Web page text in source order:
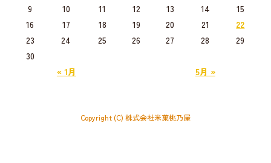
« 1月 5月 »
9
10 11 12 13 14
15
16
17 18 19 20 21
22
23
24 25 26 27 28
29
30
Copyright (C) 株式会社米菓桃乃屋